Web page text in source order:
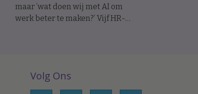
maar ’wat doen wij met AI om
werk beter te maken?’ Vijf HR-
Volg Ons